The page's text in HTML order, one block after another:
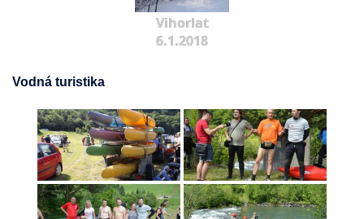
Vihorlat
6.1.2018
Vodná turistika